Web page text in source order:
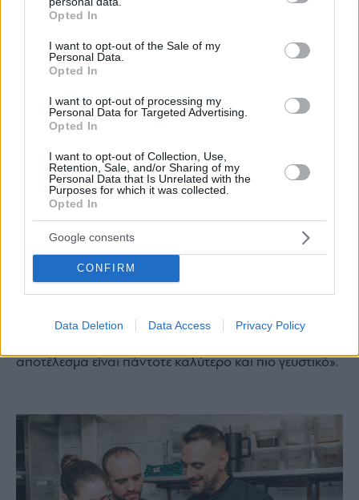
grant or deny consent to Google and its third-party tags to
use your data for below specified purposes in below Google
consent section.
Opted In
I want to opt-out of the Sale of my
Personal Data.
Opted In
I want to opt-out of processing my
Personal Data for Targeted Advertising.
Opted In
I want to opt-out of Collection, Use,
Retention, Sale, and/or Sharing of my
Personal Data that Is Unrelated with the
Purposes for which it was collected.
Opted In
Google consents
CONFIRM
Data Deletion Data Access Privacy Policy
περίπλοκα στησίματα, αλλά δεν μπορώ να πω ότι με
στην εμφάνιση, όχι να μην είναι προσεγμένο, αλλά να
είναι απλό, να έχει ουσία και να έχει γεύση. Να έρθει
κάποιος για φαγητό, να δοκιμάσει ένα πιάτο και να πει
“αυτό είναι πολύ νόστιμο”. Και να θέλει να ξαναέρθει
Για το μενού επιλέγει πολύ καλές πρώτες ύλες, φρέσκα
προϊόντα από σταθερούς προμηθευτές και φροντίζει
όλες οι παρασκευές να γίνονται στην κουζίνα. Κι αυτή
είναι μια αρχή που ακολουθεί πιστά: «Όσα
περισσότερα μπορείς να φτιάχνεις με τα χέρια σου
τόσο το καλύτερο. Μπορεί να χρειάζεσαι περισσότερο
αποτέλεσμα είναι πάντοτε καλύτερο και πιο γευστικό».